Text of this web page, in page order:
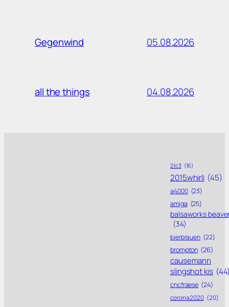
Gegenwind 05.08.2026
all the things 04.08.2026
21c3 (16)
2015whirli (45)
a4000 (23)
amiga (25)
balsaworks
(34)
bierbrauen (22)
brompton (26)
causemann
slingshot kis
cncfraese (24)
corona 2020 (20)